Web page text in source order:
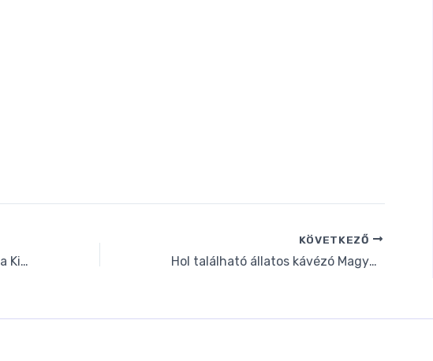
A világ legmenőbb webkamerája Kiskörén működik
KÖVETKEZŐ
Hol található állatos kávézó Magyarországon?